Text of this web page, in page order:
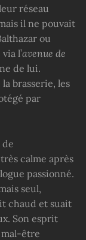
réseau
il ne pouvait
ou
l’avenue de
de lui.
brasserie, les
par
de
calme après
passionné.
seul,
chaud et suait
Son esprit
être